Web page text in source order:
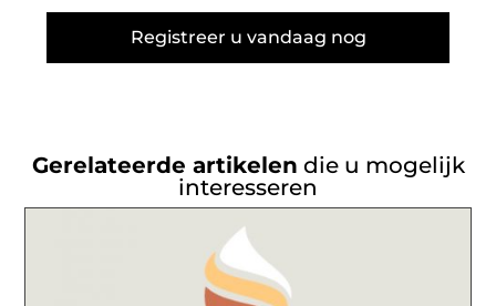
Registreer u vandaag nog
Gerelateerde artikelen die u mogelijk
interesseren